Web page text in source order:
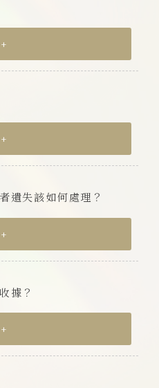
+
+
遺失該如何處理？
+
據？
+